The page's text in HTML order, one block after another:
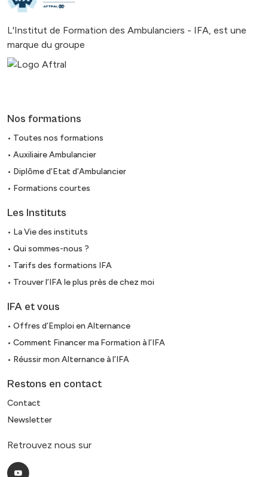
L'Institut de Formation des Ambulanciers - IFA, est une
marque du groupe
Nos formations
• Toutes nos formations
• Auxiliaire Ambulancier
• Diplôme d’Etat d’Ambulancier
• Formations courtes
Les Instituts
• La Vie des instituts
• Qui sommes-nous ?
• Tarifs des formations IFA
• Trouver l’IFA le plus près de chez moi
IFA et vous
• Offres d’Emploi en Alternance
• Comment Financer ma Formation à l’IFA
• Réussir mon Alternance à l’IFA
Restons en contact
Contact
Newsletter
Retrouvez nous sur